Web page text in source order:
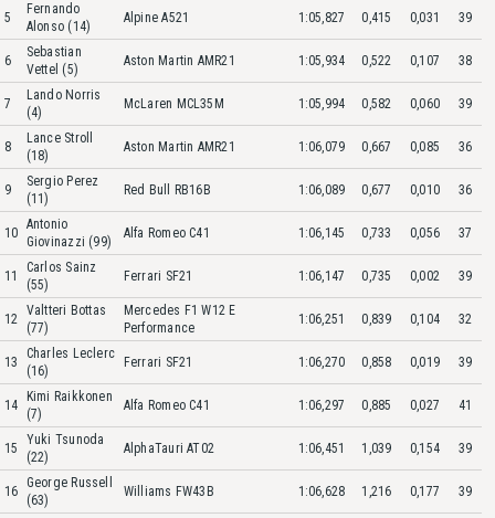
5
Fernando
Alonso (14)
Alpine A521 1:05,827 0,415 0,031 39
6
Sebastian
Vettel (5)
Aston Martin AMR21 1:05,934 0,522 0,107 38
7
Lando Norris
(4)
McLaren MCL35M 1:05,994 0,582 0,060 39
8
Lance Stroll
(18)
Aston Martin AMR21 1:06,079 0,667 0,085 36
9
Sergio Perez
(11)
Red Bull RB16B 1:06,089 0,677 0,010 36
10
Antonio
Giovinazzi (99)
Alfa Romeo C41 1:06,145 0,733 0,056 37
11
Carlos Sainz
(55)
Ferrari SF21 1:06,147 0,735 0,002 39
12
Valtteri Bottas
(77)
Mercedes F1 W12 E
Performance
1:06,251 0,839 0,104 32
13
Charles Leclerc
(16)
Ferrari SF21 1:06,270 0,858 0,019 39
14
Kimi Raikkonen
(7)
Alfa Romeo C41 1:06,297 0,885 0,027 41
15
Yuki Tsunoda
(22)
AlphaTauri AT02 1:06,451 1,039 0,154 39
16
George Russell
(63)
Williams FW43B 1:06,628 1,216 0,177 39